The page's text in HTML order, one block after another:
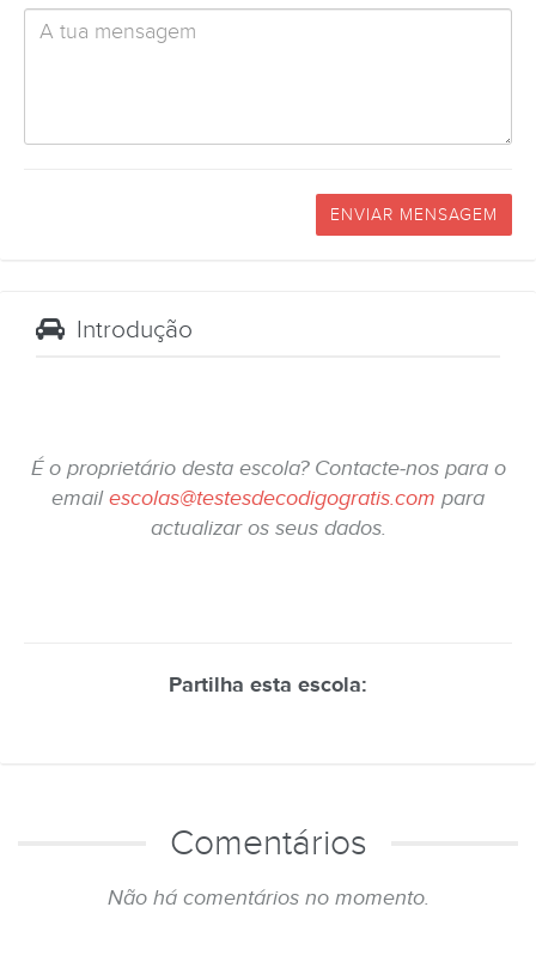
ENVIAR MENSAGEM
Introdução
É o proprietário desta escola? Contacte-nos para o
emailescolas@testesdecodigogratis.com para
actualizar os seus dados.
Partilha esta escola:
Comentários
Não há comentários no momento.